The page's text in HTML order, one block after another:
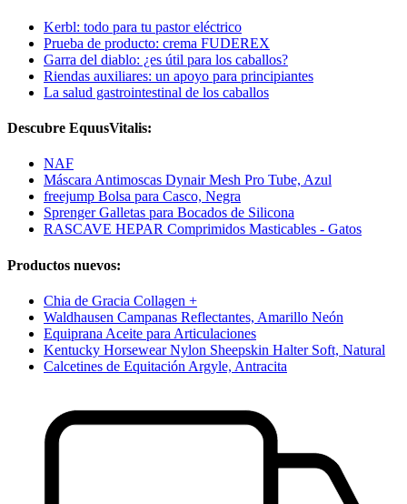
Kerbl: todo para tu pastor eléctrico
Prueba de producto: crema FUDEREX
Garra del diablo: ¿es útil para los caballos?
Riendas auxiliares: un apoyo para principiantes
La salud gastrointestinal de los caballos
Descubre EquusVitalis:
NAF
Máscara Antimoscas Dynair Mesh Pro Tube, Azul
freejump Bolsa para Casco, Negra
Sprenger Galletas para Bocados de Silicona
RASCAVE HEPAR Comprimidos Masticables - Gatos
Productos nuevos:
Chia de Gracia Collagen +
Waldhausen Campanas Reflectantes, Amarillo Neón
Equiprana Aceite para Articulaciones
Kentucky Horsewear Nylon Sheepskin Halter Soft, Natural
Calcetines de Equitación Argyle, Antracita